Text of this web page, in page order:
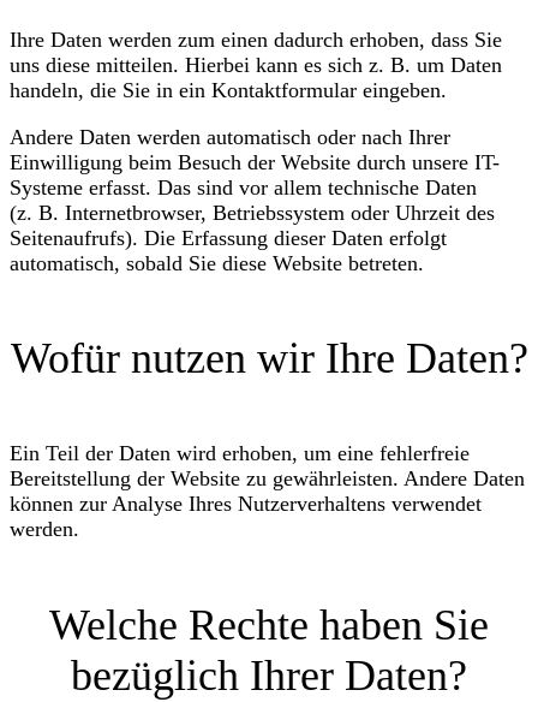
Ihre Daten werden zum einen dadurch erhoben, dass Sie
uns diese mitteilen. Hierbei kann es sich z. B. um Daten
handeln, die Sie in ein Kontaktformular eingeben.
Andere Daten werden automatisch oder nach Ihrer
Einwilligung beim Besuch der Website durch unsere IT-
Systeme erfasst. Das sind vor allem technische Daten
(z. B. Internetbrowser, Betriebssystem oder Uhrzeit des
Seitenaufrufs). Die Erfassung dieser Daten erfolgt
automatisch, sobald Sie diese Website betreten.
Wofür nutzen wir Ihre Daten?
Ein Teil der Daten wird erhoben, um eine fehlerfreie
Bereitstellung der Website zu gewährleisten. Andere Daten
können zur Analyse Ihres Nutzerverhaltens verwendet
werden.
Welche Rechte haben Sie
bezüglich Ihrer Daten?